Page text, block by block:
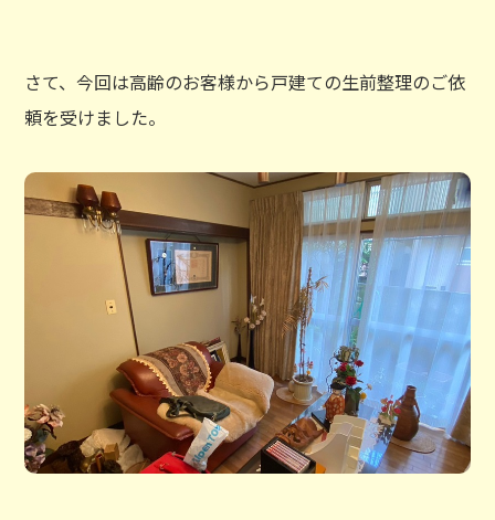
さて、今回は高齢のお客様から戸建ての生前整理のご依
頼を受けました。